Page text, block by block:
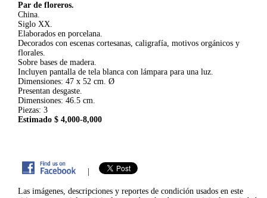
Par de floreros.
China.
Siglo XX.
Elaborados en porcelana.
Decorados con escenas cortesanas, caligrafía, motivos orgánicos y
florales.
Sobre bases de madera.
Incluyen pantalla de tela blanca con lámpara para una luz.
Dimensiones: 47 x 52 cm. Ø
Presentan desgaste.
Dimensiones: 46.5 cm.
Piezas: 3
Estimado $ 4,000-8,000
|
Las imágenes, descripciones y reportes de condición usados en este